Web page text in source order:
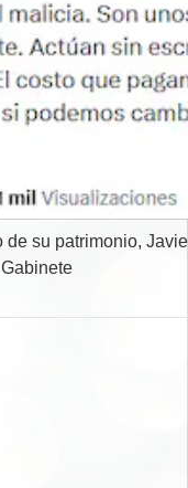
su patrimonio,